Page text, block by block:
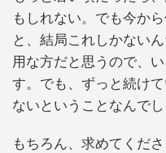
もしれない。でも今か
と、結局これしかない
用な方だと思うので、
す。でも、ずっと続け
ないということなんでし
もちろん、求めてくだ